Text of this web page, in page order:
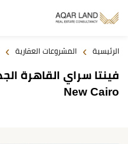
الرئيسية › المشروعات العقارية ›
New Cairo